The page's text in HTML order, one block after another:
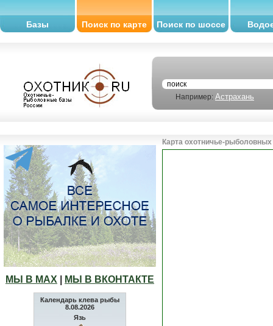
Базы Поиск по карте Поиск по шоссе
Например: Астрахань
МЫ В МАХ МЫ В ВКОНТАКТЕ
Календарь клева рыбы
8.08.2026
Язь
Карта охотничье-